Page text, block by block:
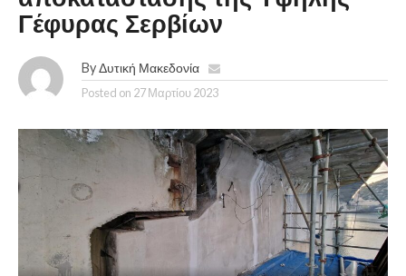
Γέφυρας Σερβίων
By Δυτική Μακεδονία
Posted on 27 Μαρτίου 2023